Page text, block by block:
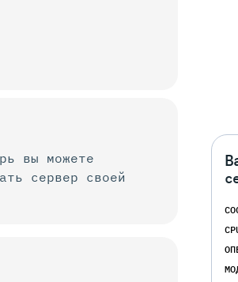
вы можете
сервер своей